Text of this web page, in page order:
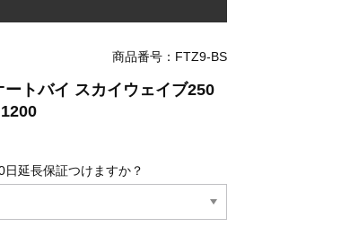
商品番号：FTZ9-BS
トバイ スカイウェイブ250
延長保証つけますか？